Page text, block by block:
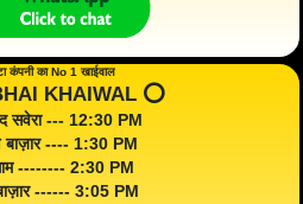
कंपनी का No 1 खाईवाल
KHAIWAL ⭕️
सवेरा --- 12:30 PM
बाज़ार ---- 1:30 PM
-------- 2:30 PM
------ 3:05 PM